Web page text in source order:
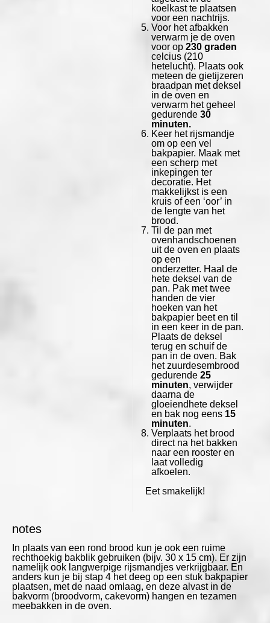
koelkast te plaatsen
voor een nachtrijs.
Voor het afbakken
verwarm je de oven
voor op230 graden
celcius (210
hetelucht). Plaats ook
meteen de gietijzeren
braadpan met deksel
in de oven en
verwarm het geheel
gedurende30
minuten.
Keer het rijsmandje
om op een vel
bakpapier. Maak met
een scherp met
inkepingen ter
decoratie. Het
makkelijkst is een
kruis of een ‘oor’ in
de lengte van het
brood.
Til de pan met
ovenhandschoenen
uit de oven en plaats
op een
onderzetter. Haal de
hete deksel van de
pan. Pak met twee
handen de vier
hoeken van het
bakpapier beet en til
in een keer in de pan.
Plaats de deksel
terug en schuif de
pan in de oven. Bak
het zuurdesembrood
gedurende 25
minuten, verwijder
daarna de
gloeiendhete deksel
en bak nog eens 15
minuten.
Verplaats het brood
direct na het bakken
naar een rooster en
laat volledig
afkoelen.
Eet smakelijk!
notes
In plaats van een rond brood kun je ook een ruime
rechthoekig bakblik gebruiken (bijv. 30 x 15 cm). Er zijn
namelijk ook langwerpige rijsmandjes verkrijgbaar. En
anders kun je bij stap 4 het deeg op een stuk bakpapier
plaatsen, met de naad omlaag, en deze alvast in de
bakvorm (broodvorm, cakevorm) hangen en tezamen
meebakken in de oven.